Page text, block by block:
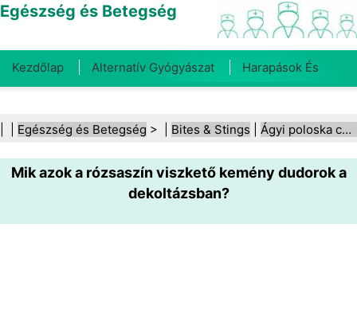
Egészség és Betegség
Kezdőlap Alternatív Gyógyászat Harapások És
Fogegészség Diéta És Táplálkozás Családi
Egészség Egészségügyi Ágazat Mentális Egészség
Egészség és Betegség > | Bites & Stings Ágyi poloska csípései
Mik azok a rózsaszín viszkető kemény dudorok a
dekoltázsban?